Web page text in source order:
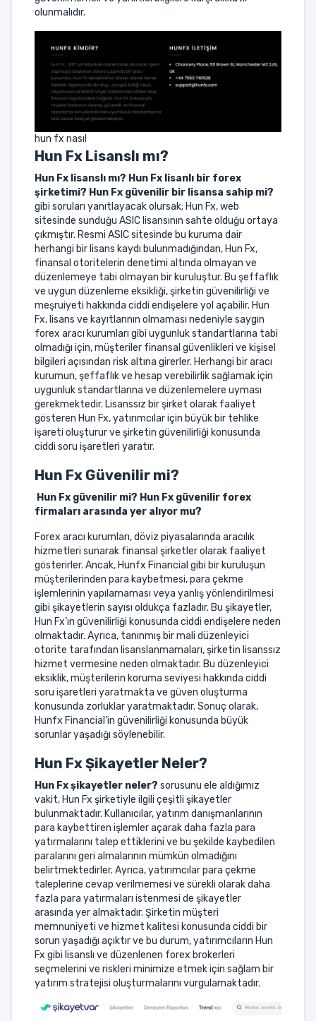
olunmalıdır.
hun fx nasıl
Hun Fx Lisanslı mı?
Hun Fx lisanslı mı? Hun Fx lisanlı bir forex
şirketimi? Hun Fx güvenilir bir lisansa sahip mi?
gibi soruları yanıtlayacak olursak; Hun Fx, web
sitesinde sunduğu ASIC lisansının sahte olduğu ortaya
çıkmıştır. Resmi ASIC sitesinde bu kuruma dair
herhangi bir lisans kaydı bulunmadığından, Hun Fx,
finansal otoritelerin denetimi altında olmayan ve
düzenlemeye tabi olmayan bir kuruluştur. Bu şeffaflık
ve uygun düzenleme eksikliği, şirketin güvenilirliği ve
meşruiyeti hakkında ciddi endişelere yol açabilir. Hun
Fx, lisans ve kayıtlarının olmaması nedeniyle saygın
forex aracı kurumları gibi uygunluk standartlarına tabi
olmadığı için, müşteriler finansal güvenlikleri ve kişisel
bilgileri açısından risk altına girerler. Herhangi bir aracı
kurumun, şeffaflık ve hesap verebilirlik sağlamak için
uygunluk standartlarına ve düzenlemelere uyması
gerekmektedir. Lisanssız bir şirket olarak faaliyet
gösteren Hun Fx, yatırımcılar için büyük bir tehlike
işareti oluşturur ve şirketin güvenilirliği konusunda
ciddi soru işaretleri yaratır.
Hun Fx Güvenilir mi?
Hun Fx güvenilir mi? Hun Fx güvenilir forex
firmaları arasında yer alıyor mu?
Forex aracı kurumları, döviz piyasalarında aracılık
hizmetleri sunarak finansal şirketler olarak faaliyet
gösterirler. Ancak, Hunfx Financial gibi bir kuruluşun
müşterilerinden para kaybetmesi, para çekme
işlemlerinin yapılamaması veya yanlış yönlendirilmesi
gibi şikayetlerin sayısı oldukça fazladır. Bu şikayetler,
Hun Fx’ın güvenilirliği konusunda ciddi endişelere neden
olmaktadır. Ayrıca, tanınmış bir mali düzenleyici
otorite tarafından lisanslanmamaları, şirketin lisanssız
hizmet vermesine neden olmaktadır. Bu düzenleyici
eksiklik, müşterilerin koruma seviyesi hakkında ciddi
soru işaretleri yaratmakta ve güven oluşturma
konusunda zorluklar yaratmaktadır. Sonuç olarak,
Hunfx Financial’in güvenilirliği konusunda büyük
sorunlar yaşadığı söylenebilir.
Hun FxŞikayetler Neler?
Hun Fxşikayetler neler? sorusunu ele aldığımız
vakit, Hun Fx şirketiyle ilgili çeşitli şikayetler
bulunmaktadır. Kullanıcılar, yatırım danışmanlarının
para kaybettiren işlemler açarak daha fazla para
yatırmalarını talep ettiklerini ve bu şekilde kaybedilen
paralarını geri almalarının mümkün olmadığını
belirtmektedirler. Ayrıca, yatırımcılar para çekme
taleplerine cevap verilmemesi ve sürekli olarak daha
fazla para yatırmaları istenmesi de şikayetler
arasında yer almaktadır. Şirketin müşteri
memnuniyeti ve hizmet kalitesi konusunda ciddi bir
sorun yaşadığı açıktır ve bu durum, yatırımcıların Hun
Fx gibi lisanslı ve düzenlenen forex brokerleri
seçmelerini ve riskleri minimize etmek için sağlam bir
yatırım stratejisi oluşturmalarını vurgulamaktadır.